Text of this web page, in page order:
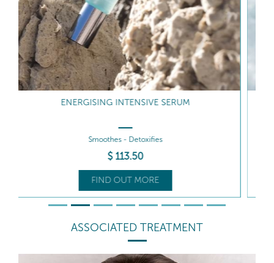
ENERGISING GEL-CREAM
Smoothes - Boosts radiance
$ 102.50
FIND OUT MORE
ASSOCIATED TREATMENT